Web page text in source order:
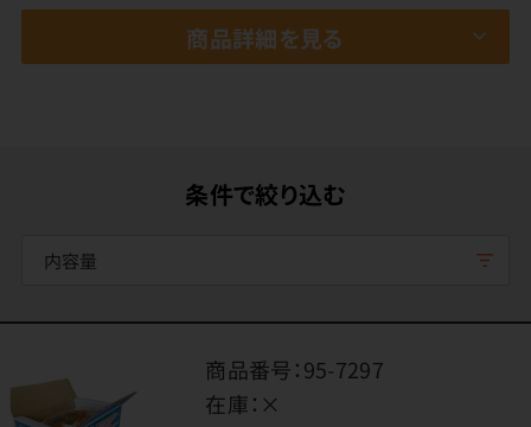
商品詳細を見る
条件で絞り込む
内容量
商品番号：95-7297
在庫： ×